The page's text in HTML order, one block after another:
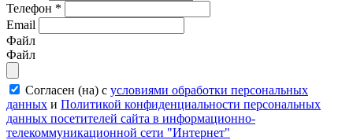
Телефон *
Email
Файл
Файл
Согласен (на) с условиями обработки персональных
данных и Политикой конфиденциальности персональных
данных посетителей сайта в информационно-
телекоммуникационной сети "Интернет"